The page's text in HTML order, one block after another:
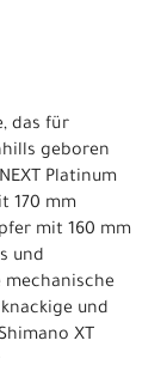
das für
geboren
Platinum
170 mm
mit 160 mm
und
mechanische
und
XT